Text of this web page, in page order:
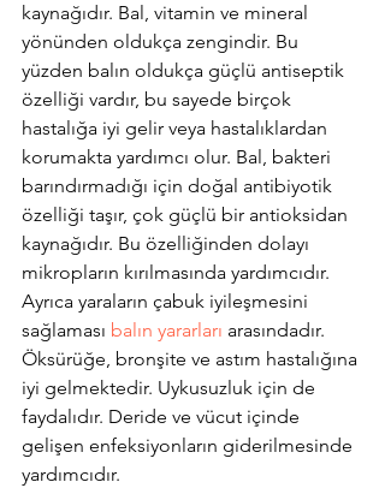
kaynağıdır. Bal, vitamin ve mineral
yönünden oldukça zengindir. Bu
yüzden balın oldukça güçlü antiseptik
özelliği vardır, bu sayede birçok
hastalığa iyi gelir veya hastalıklardan
korumakta yardımcı olur. Bal, bakteri
barındırmadığı için doğal antibiyotik
özelliği taşır, çok güçlü bir antioksidan
kaynağıdır. Bu özelliğinden dolayı
mikropların kırılmasında yardımcıdır.
Ayrıca yaraların çabuk iyileşmesini
sağlaması balın yararları arasındadır.
Öksürüğe, bronşite ve astım hastalığına
iyi gelmektedir. Uykusuzluk için de
faydalıdır. Deride ve vücut içinde
gelişen enfeksiyonların giderilmesinde
yardımcıdır.